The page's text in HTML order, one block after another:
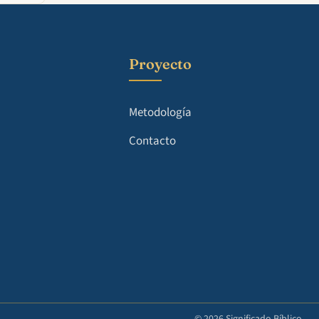
Proyecto
Metodología
Contacto